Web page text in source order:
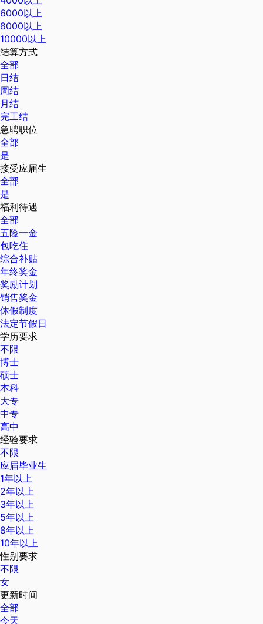
6000以上
8000以上
10000以上
结算方式
全部
日结
周结
月结
完工结
急聘职位
全部
是
接受应届生
全部
是
福利待遇
全部
五险一金
包吃住
综合补贴
年终奖金
奖励计划
销售奖金
休假制度
法定节假日
学历要求
不限
博士
硕士
本科
大专
中专
高中
经验要求
不限
应届毕业生
1年以上
2年以上
3年以上
5年以上
8年以上
10年以上
性别要求
不限
女
更新时间
全部
今天